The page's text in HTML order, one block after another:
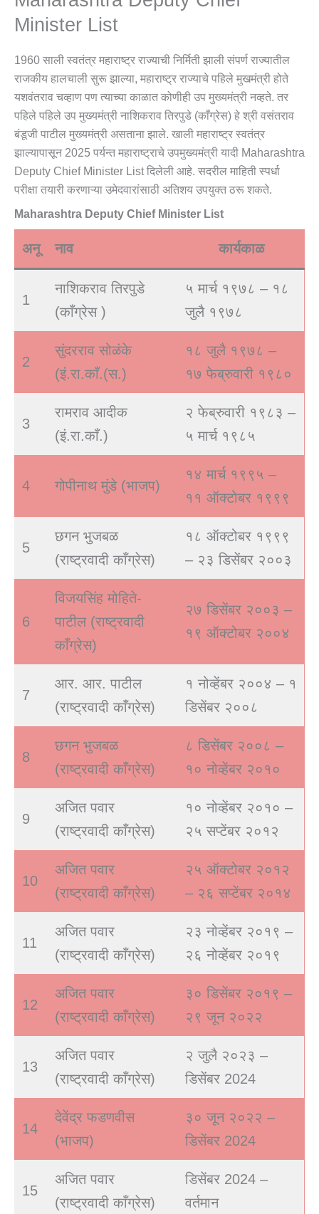
Minister List
1960 साली स्वतंत्र महाराष्ट्र राज्याची निर्मिती झाली संपर्ण राज्यातील
राजकीय हालचाली सुरू झाल्या, महाराष्ट्र राज्याचे पहिले मुखमंत्री होते
यशवंतराव चव्हाण पण त्याच्या काळात कोणीही उप मुख्यमंत्री नव्हते. तर
पहिले पहिले उप मुख्यमंत्री नाशिकराव तिरपुडे (काँग्रेस) हे श्री वसंतराव
बंडूजी पाटील मुख्यमंत्री असताना झाले. खाली महाराष्ट्र स्वतंत्र
झाल्यापासून 2025 पर्यन्त महाराष्ट्राचे उपमुख्यमंत्री यादी Maharashtra
Deputy Chief Minister List दिलेली आहे. सदरील माहिती स्पर्धा
परीक्षा तयारी करणाऱ्या उमेदवारांसाठी अतिशय उपयुक्त ठरू शकते.
Maharashtra Deputy Chief Minister List
अनू नाव कार्यकाळ
1
नाशिकराव तिरपुडे
(काँग्रेस )
५ मार्च १९७८ – १८
जुलै १९७८
2
सुंदरराव सोळंके
(इं.रा.काँ.(स.)
१८ जुलै १९७८ –
१७ फेब्रुवारी १९८०
3
रामराव आदीक
(इं.रा.काँ.)
२ फेब्रुवारी १९८३ –
५ मार्च १९८५
4 गोपीनाथ मुंडे (भाजप)
१४ मार्च १९९५ –
११ ऑक्टोबर १९९९
5
छगन भुजबळ
(राष्ट्रवादी काँग्रेस)
१८ ऑक्टोबर १९९९
– २३ डिसेंबर २००३
6
विजयसिंह मोहिते-
पाटील (राष्ट्रवादी
काँग्रेस)
२७ डिसेंबर २००३ –
१९ ऑक्टोबर २००४
7
आर. आर. पाटील
(राष्ट्रवादी काँग्रेस)
१ नोव्हेंबर २००४ – १
डिसेंबर २००८
8
छगन भुजबळ
(राष्ट्रवादी काँग्रेस)
८ डिसेंबर २००८ –
१० नोव्हेंबर २०१०
9
अजित पवार
(राष्ट्रवादी काँग्रेस)
१० नोव्हेंबर २०१० –
२५ सप्टेंबर २०१२
10
अजित पवार
(राष्ट्रवादी काँग्रेस)
२५ ऑक्टोबर २०१२
– २६ सप्टेंबर २०१४
11
अजित पवार
(राष्ट्रवादी काँग्रेस)
२३ नोव्हेंबर २०१९ –
२६ नोव्हेंबर २०१९
12
अजित पवार
(राष्ट्रवादी काँग्रेस)
३० डिसेंबर २०१९ –
२९ जून २०२२
13
अजित पवार
(राष्ट्रवादी काँग्रेस)
२ जुलै २०२३ –
डिसेंबर 2024
14
देवेंद्र फडणवीस
(भाजप)
३० जून २०२२ –
डिसेंबर 2024
15
अजित पवार
(राष्ट्रवादी काँग्रेस)
डिसेंबर 2024 –
वर्तमान